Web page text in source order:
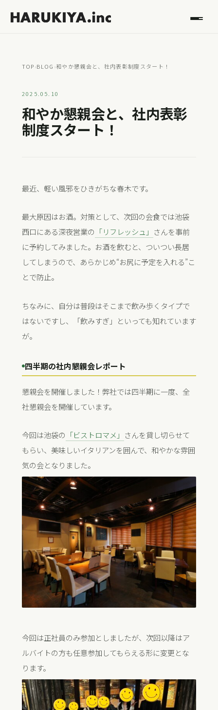
TOP›BLOG ›和やか懇親会と、社内表彰制度スタート！
2025.05.10
和やか懇親会と、社内表彰
制度スタート！
最近、軽い風邪をひきがちな春木です。
最大原因はお酒。対策として、次回の会食では池袋
西口にある深夜営業の 「リフレッシュ」 さんを事前
に予約してみました。お酒を飲むと、ついつい長居
してしまうので、あらかじめ“お尻に予定を入れる”こ
とで防止。
ちなみに、自分は普段はそこまで飲み歩くタイプで
はないですし、「飲みすぎ」といっても知れています
が。
四半期の社内懇親会レポート
懇親会を開催しました！弊社では四半期に一度、全
社懇親会を開催しています。
今回は池袋の 「ビストロマメ」 さんを貸し切らせて
もらい、美味しいイタリアンを囲んで、和やかな雰囲
気の会となりました。
今回は正社員のみ参加としましたが、次回以降はア
ルバイトの方も任意参加してもらえる形に変更とな
ります。